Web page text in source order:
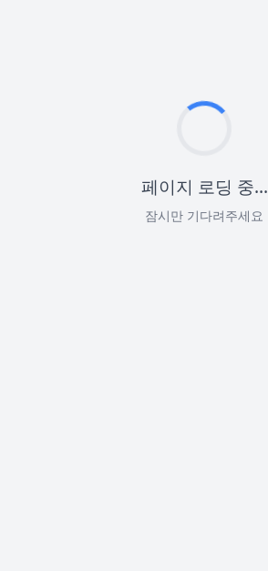
페이지 로딩 중...
잠시만 기다려주세요